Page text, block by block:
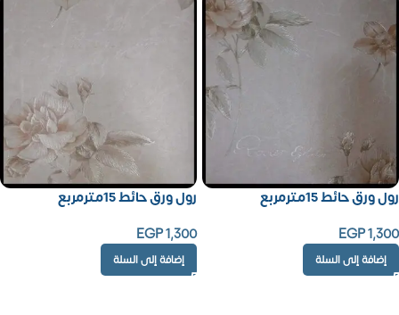
رول ورق حائط 15مترمربع
EGP1,300
إضافة إلى السلة
رول ورق حائط 15مترمربع
EGP1,300
إضافة إلى السلة